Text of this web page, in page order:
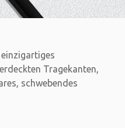
Tragekanten,
schwebendes